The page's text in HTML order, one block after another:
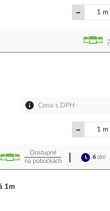
m
Cena s DPH
m
Dostupné
na pobočkách
6 dní
1m